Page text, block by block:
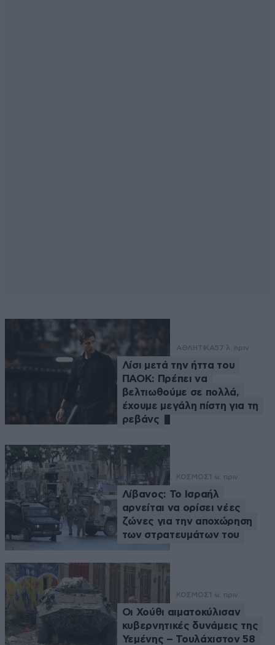
ΑΘΛΗΤΙΚΑ57 λ. πριν
Λίσι μετά την ήττα του
ΠΑΟΚ: Πρέπει να
βελτιωθούμε σε πολλά,
έχουμε μεγάλη πίστη για τη
ρεβάνς
ΚΟΣΜΟΣ 1 ω. πριν
Λίβανος: Το Ισραήλ
αρνείται να ορίσει νέες
ζώνες για την αποχώρηση
των στρατευμάτων του
ΚΟΣΜΟΣ 1 ω. πριν
Οι Χούθι αιματοκύλισαν
κυβερνητικές δυνάμεις της
Υεμένης – Τουλάχιστον 58